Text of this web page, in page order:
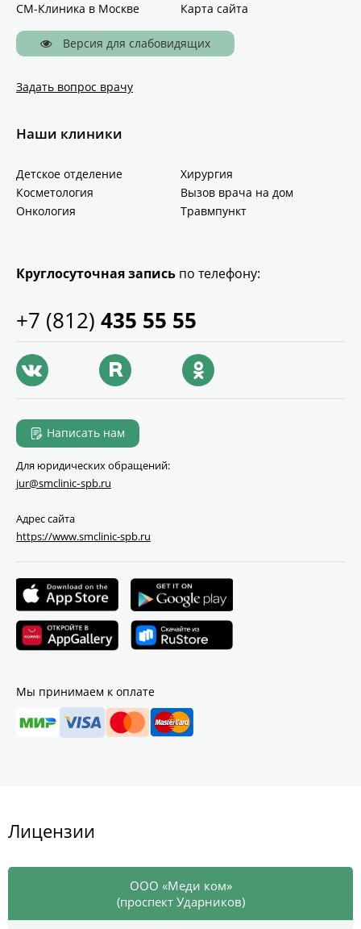
СМ-Клиника в Москве
Карта сайта
Версия для слабовидящих
Задать вопрос врачу
Наши клиники
Детское отделение
Хирургия
Косметология
Вызов врача на дом
Онкология
Травмпункт
Круглосуточная запись по телефону:
+7 (812) 435 55 55
Написать нам
Для юридических обращений:
jur@smclinic‑spb.ru
Адрес сайта
https://www.smclinic-spb.ru
Мы принимаем к оплате
Лицензии
ООО «Меди ком»
(проспект Ударников)